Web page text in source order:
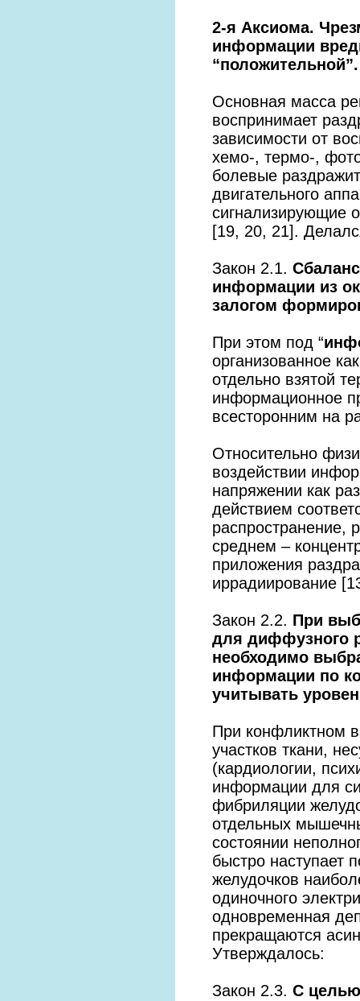
2-я Аксиома.
информации
“положительной”.
Основная масса
воспринимает
зависимости от
хемо-, термо-,
болевые
двигательного
сигнализирующие
[19, 20, 21].
Закон 2.1.
информации из
залогом
При этом под “
организованное
отдельно взятой
информационное
всесторонним на
Относительно
воздействии
напряжении как
действием
распространение,
среднем –
приложения
иррадиирование
Закон 2.2. При
для диффузного
необходимо
информации по
учитывать
При конфликтном
участков ткани,
(кардиологии,
информации для
фибриляции
отдельных
состоянии
быстро наступает
желудочков
одиночного
одновременная
прекращаются
Утверждалось:
Закон 2.3. С